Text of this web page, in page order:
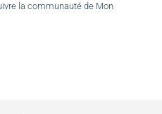
la communauté de Mon